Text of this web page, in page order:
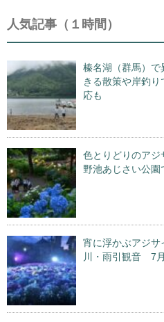
人気記事（１時間）
榛名湖（群馬）
きる散策や岸釣
応も
色とりどりのア
野池あじさい公
宵に浮かぶアジ
川・雨引観音 7